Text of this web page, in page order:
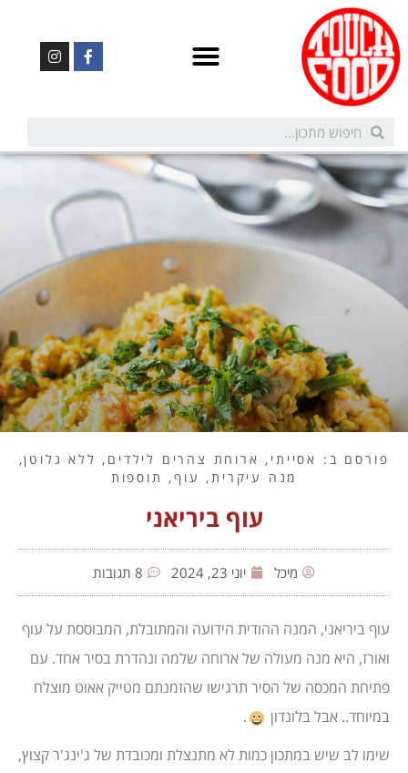
פורסם ב: אסייתי , ארוחת צהרים לילדים , ללא גלוטן,
מנה עיקרית, עוף, תוספות
עוף ביריאני
מיכל יוני 23, 2024 8 תגובות
עוף ביריאני, המנה ההודית הידועה והמתובלת, המבוססת על עוף
ואורז, היא מנה מעולה של ארוחה שלמה ונהדרת בסיר אחד. עם
פתיחת המכסה של הסיר תרגישו שהזמנתם מטייק אאוט מוצלח
במיוחד.. אבל בלונדון
.
שימו לב שיש במתכון כמות לא מתנצלת ומכובדת של ג'ינג'ר קצוץ,